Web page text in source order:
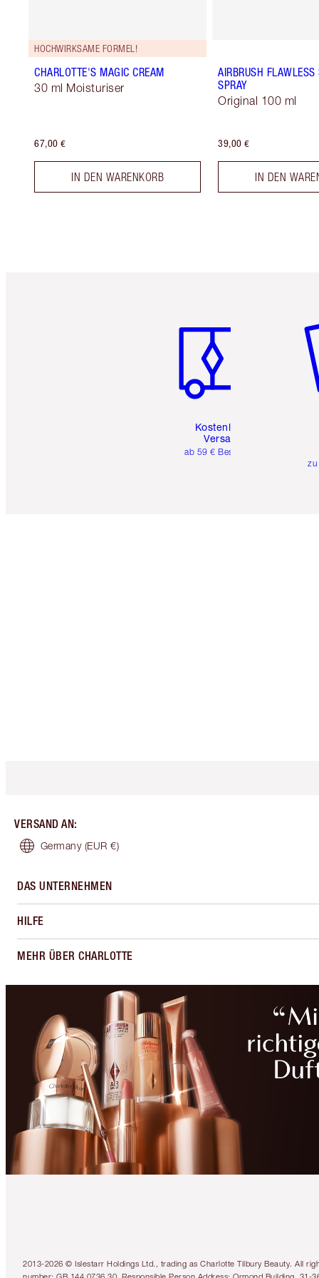
HOCHWIRKSAME FORMEL!
CHARLOTTE'S MAGIC CREAM
30 ml Moisturiser
67,00 €
IN DEN WARENKORB
AIRBRUSH FLAWLESS
SPRAY
Original 100 ml
39,00 €
IN DEN
Kostenloser
Versand
ab 59 € Bestellwert
zu
VERSAND AN:
Germany (EUR €)
DAS UNTERNEHMEN
HILFE
MEHR ÜBER CHARLOTTE
2013-2026 © Islestarr Holdings Ltd., trading as Charlotte Tilbury Beauty. All
number: GB 144 0736 30. Responsible Person Address: Ormond Building, 31-